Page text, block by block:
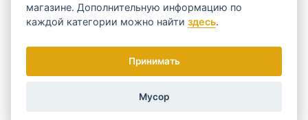
КУПИТЬ КУПИТЬ
магазине. Дополнительную информацию по
каждой категории можно найтиздесь.
Принимать
Мусор